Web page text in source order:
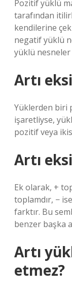
Pozitif yüklü
tarafından
kendilerine
negatif yüklü
yüklü nesneler
Artı
Yüklerden biri
işaretliyse,
pozitif veya
Artı
Ek olarak, +
toplamdır, −
farktır. Bu
benzer başka
Artı
etmez?